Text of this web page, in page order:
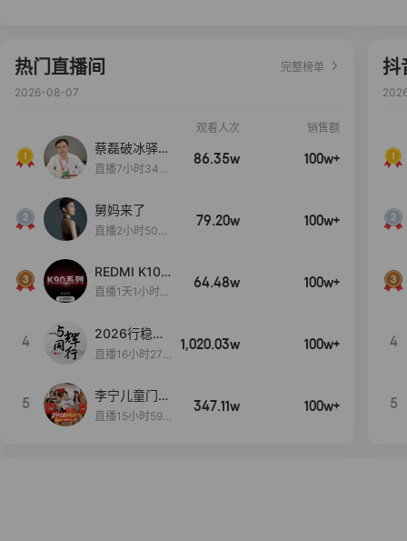
热门直播间
完整榜单
2026-08-07
观看人次 销售额
蔡磊破冰驿站
直播间好物分
直播7小时34分
86.35w 100w+
舅妈来了
直播2小时50分
79.20w 100w+
REDMI K100
Pro系列新品
启！
直播1天1小时4
64.48w 100w+
4
2026行稳致
远
直播16小时27
1,020.03w 100w+
5
李宁儿童门店
爆款赤兔8pr
直播15小时59
347.11w 100w+
抖
4
5